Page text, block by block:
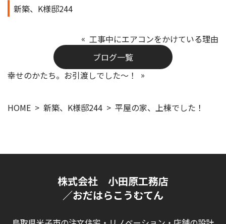
新築、K様邸244
工事中にエアコンをかけている理由
ブログ一覧
幸せのかたち。お引渡しでした～！
HOME 新築、K様邸244 平屋の家、上棟でした！
株式会社 小田原工務店
／おだはらこうむてん